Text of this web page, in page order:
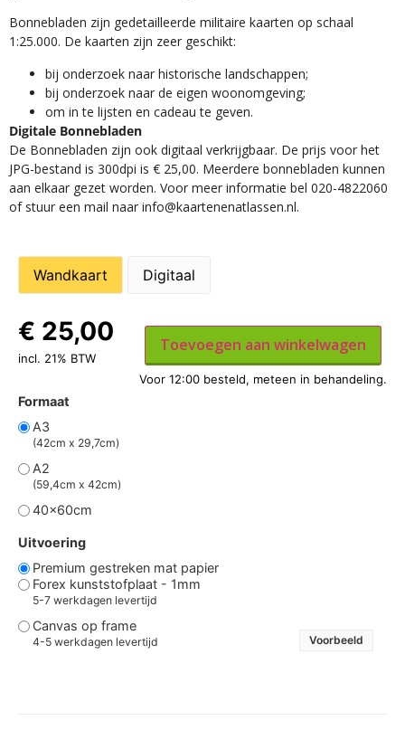
Bonnebladen zijn gedetailleerde militaire kaarten op schaal
1:25.000. De kaarten zijn zeer geschikt:​
​bij onderzoek naar historische landschappen;
bij onderzoek naar de eigen woonomgeving;
om in te lijsten en cadeau te geven.
Digitale Bonnebladen
De Bonnebladen zijn ook digitaal verkrijgbaar. De prijs voor het
JPG-bestand is 300dpi is € 25,00. Meerdere bonnebladen kunnen
aan elkaar gezet worden. Voor meer informatie bel 020-4822060
of stuur een mail naar info@kaartenenatlassen.nl.
Wandkaart Digitaal
Formaat
A3
(42cm x 29,7cm)
A2
(59,4cm x 42cm)
40x60cm
Uitvoering
Premium gestreken mat papier
Forex kunststofplaat - 1mm
5-7 werkdagen levertijd
Canvas op frame
4-5 werkdagen levertijd Voorbeeld
€ 25,00
incl. 21% BTW
Toevoegen aan winkelwagen